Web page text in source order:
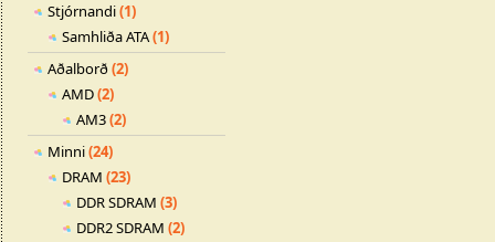
Stjórnandi(1)
Samhliða ATA(1)
Aðalborð(2)
AMD(2)
AM3(2)
Minni(24)
DRAM (23)
DDR SDRAM (3)
DDR2 SDRAM (2)